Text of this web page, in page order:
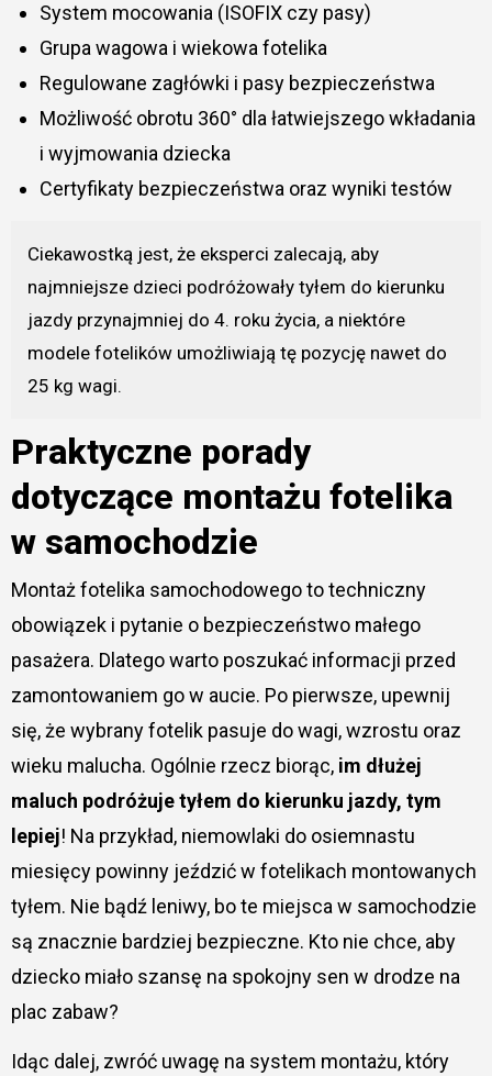
System mocowania (ISOFIX czy pasy)
Grupa wagowa i wiekowa fotelika
Regulowane zagłówki i pasy bezpieczeństwa
Możliwość obrotu 360° dla łatwiejszego wkładania
i wyjmowania dziecka
Certyfikaty bezpieczeństwa oraz wyniki testów
Ciekawostką jest, że eksperci zalecają, aby
najmniejsze dzieci podróżowały tyłem do kierunku
jazdy przynajmniej do 4. roku życia, a niektóre
modele fotelików umożliwiają tę pozycję nawet do
25 kg wagi.
Praktyczne porady
dotyczące montażu fotelika
w samochodzie
Montaż fotelika samochodowego to techniczny
obowiązek i pytanie o bezpieczeństwo małego
pasażera. Dlatego warto poszukać informacji przed
zamontowaniem go w aucie. Po pierwsze, upewnij
się, że wybrany fotelik pasuje do wagi, wzrostu oraz
wieku malucha. Ogólnie rzecz biorąc, im dłużej
maluch podróżuje tyłem do kierunku jazdy, tym
lepiej! Na przykład, niemowlaki do osiemnastu
miesięcy powinny jeździć w fotelikach montowanych
tyłem. Nie bądź leniwy, bo te miejsca w samochodzie
są znacznie bardziej bezpieczne. Kto nie chce, aby
dziecko miało szansę na spokojny sen w drodze na
plac zabaw?
Idąc dalej, zwróć uwagę na system montażu, który